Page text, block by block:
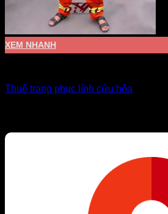
XEM NHANH
Thuê trang phục lính cứu hỏa